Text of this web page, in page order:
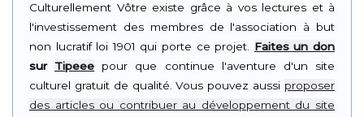
Culturellement Vôtre existe grâce à vos lectures et à
l'investissement des membres de l'association à but
non lucratif loi 1901 qui porte ce projet. Faites un don
sur Tipeee pour que continue l'aventure d'un site
culturel gratuit de qualité. Vous pouvez aussi proposer
des articles ou contribuer au développement du site